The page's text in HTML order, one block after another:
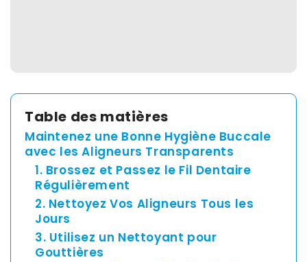
Asia
Pacific
Australia
Table des matières
Maintenez une Bonne Hygiène Buccale
avec les Aligneurs Transparents
1. Brossez et Passez le Fil Dentaire
Régulièrement
2. Nettoyez Vos Aligneurs Tous les
Jours
3. Utilisez un Nettoyant pour
Gouttières